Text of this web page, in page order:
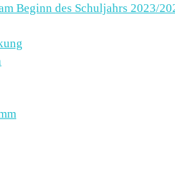
Beginn des Schuljahrs 2023/